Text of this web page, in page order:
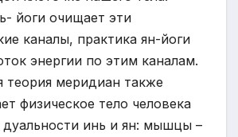
йоги очищает эти
каналы, практика ян-йоги
энергии по этим каналам.
теория меридиан также
физическое тело человека
дуальности инь и ян: мышцы –